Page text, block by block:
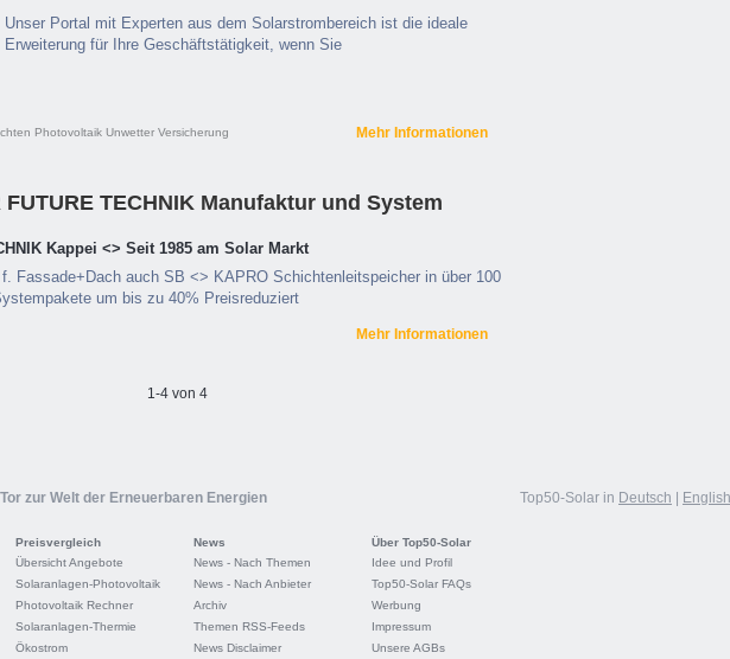
Unser Portal mit Experten aus dem Solarstrombereich ist die ideale
Erweiterung für Ihre Geschäftstätigkeit, wenn Sie
Photovoltaik Unwetter Versicherung Mehr Informationen
TECHNIK Manufaktur und System
Kappei <> Seit 1985 am Solar Markt
f. Fassade+Dach auch SB <> KAPRO Schichtenleitspeicher in über 100
um bis zu 40% Preisreduziert
Mehr Informationen
1-4 von 4
zur Welt der Erneuerbaren Energien Top50-Solar in Deutsch English
Preisvergleich
Übersicht Angebote
Solaranlagen-Photovoltaik
Photovoltaik Rechner
Solaranlagen-Thermie
Ökostrom
News
News - Nach Themen
News - Nach Anbieter
Archiv
Themen RSS-Feeds
News Disclaimer
Über Top50-Solar
Idee und Profil
Top50-Solar FAQs
Werbung
Impressum
Unsere AGBs